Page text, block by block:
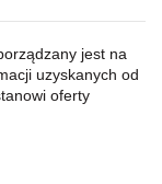
jest na
uzyskanych od
oferty